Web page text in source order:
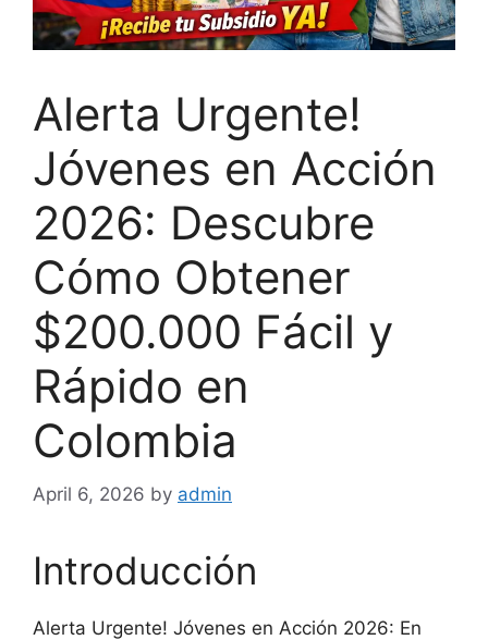
Alerta Urgente!
Jóvenes en Acción
2026: Descubre
Cómo Obtener
$200.000 Fácil y
Rápido en
Colombia
April 6, 2026 by admin
Introducción
Alerta Urgente! Jóvenes en Acción 2026: En